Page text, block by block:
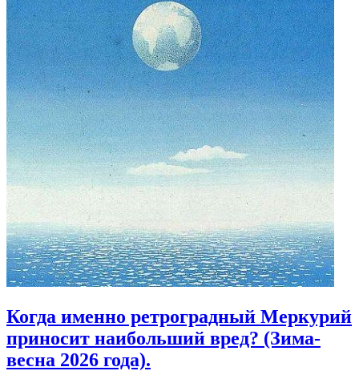
Когда именно ретроградный Меркурий
приносит наибольший вред? (Зима-
весна 2026 года).